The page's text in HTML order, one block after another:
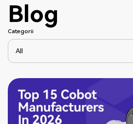
Blog
Categorii
All